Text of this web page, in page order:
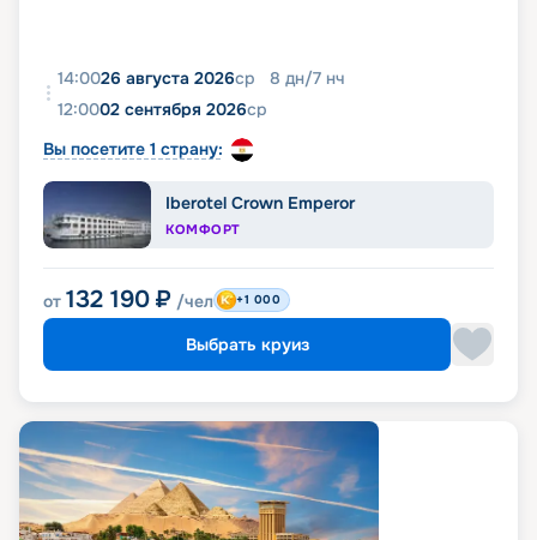
14:0026 августа 2026ср 8 дн/7 нч
12:0002 сентября 2026ср
Вы посетите 1 страну:
Iberotel Crown Emperor
КОМФОРТ
от 132 190 ₽ /чел +1 000
Выбрать круиз